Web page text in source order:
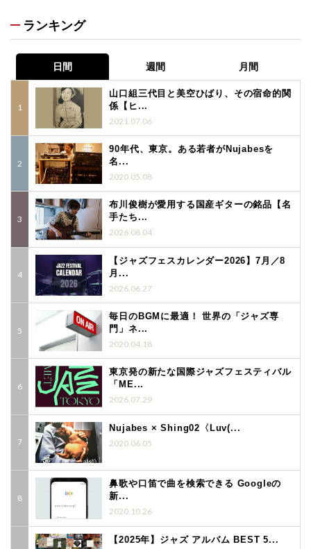
ランキング
日間 週間 月間
山口組三代目と美空ひばり、その宿命的関
係【ヒ...
2021.07.06
90年代、東京。ある若者がNujabesを
名...
2020.05.08
布川俊樹が愛用する国産ギターの銘品【名
手たち...
2026.08.04
【ジャズフェスカレンダー2026】7月／8
月...
2026.06.27
毎日のBGMに最適！ 世界の「ジャズ専
門」ネ...
2020.04.18
東京発の新たな国際ジャズフェスティバル
「ME...
2026.07.29
Nujabes × Shing02〈Luv(...
2020.06.05
鼻歌や口笛で曲を検索できる Googleの
新...
2020.10.26
【2025年】ジャズ アルバム BEST 5...